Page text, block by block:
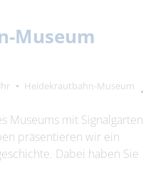
Museum
Heidekrautbahn-Museum
Museums mit Signalgarten
präsentieren wir ein
Dabei haben Sie